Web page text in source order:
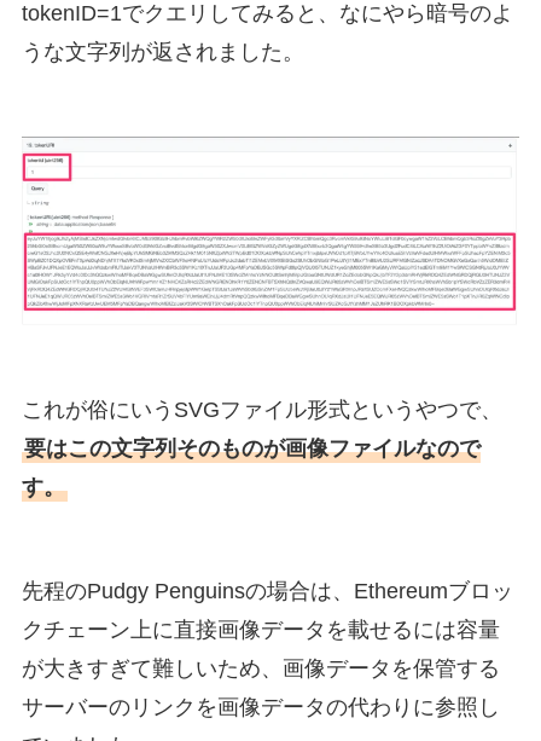
tokenID=1でクエリしてみると、なにやら暗号のよ
うな文字列が返されました。
これが俗にいうSVGファイル形式というやつで、
要はこの文字列そのものが画像ファイルなので
す。
先程のPudgy Penguinsの場合は、Ethereumブロッ
クチェーン上に直接画像データを載せるには容量
が大きすぎて難しいため、画像データを保管する
サーバーのリンクを画像データの代わりに参照し